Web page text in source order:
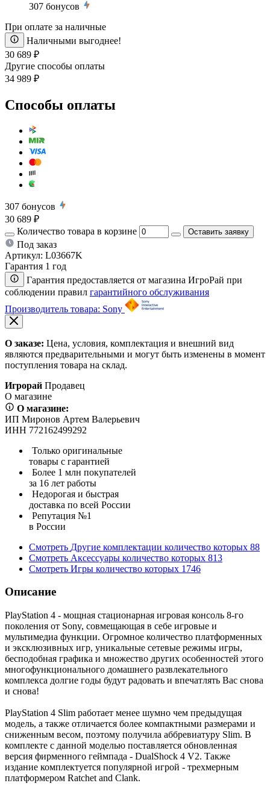
307 бонусов
При оплате за наличные
Наличными выгоднее!
30 689 ₽
Другие способы оплаты
34 989 ₽
Способы оплаты
307 бонусов
30 689 ₽
Количество товара в корзине
Оставить заявку
Под заказ
Артикул: L03667K
Гарантия 1 год
Гарантия предоставляется от магазина ИгроРай при
соблюдении правил гарантийного обслуживания
Производитель товара: Sony
О заказе: Цена, условия, комплектация и внешний вид
являются предварительными и могут быть изменены в момент
поступления товара на склад.
Игрорай Продавец
О магазине
О магазине:
ИП Миронов Артем Валерьевич
ИНН 772162499292
Только оригинальные
товары с гарантией
Более 1 млн покупателей
за 16 лет работы
Недорогая и быстрая
доставка по всей России
Репутация №1
в России
Смотреть Другие комплектации количество которых 88
Смотреть Аксессуары количество которых 813
Смотреть Игры количество которых 1746
Описание
PlayStation 4 - мощная стационарная игровая консоль 8-го
поколения от Sony, совмещающая в себе игровые и
мультимедиа функции. Огромное количество платформенных
и эксклюзивных игр, уникальные сетевые режимы игры,
бесподобная графика и множество других особенностей этого
многофункционального домашнего развлекательного
комплекса долгие годы будут радовать и впечатлять Вас снова
и снова!
PlayStation 4 Slim работает менее шумно чем предыдущая
модель, а также отличается более компактными размерами и
сниженным весом, поэтому получила аббревиатуру Slim. В
комплекте с данной моделью поставляется обновленная
версия фирменного геймпада - DualShock 4 V2. Также
издание комплектуется популярной игрой - трехмерным
платформером Ratchet and Clank.